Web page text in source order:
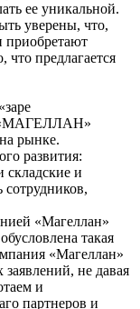
ее уникальной.
уверены, что,
предлагается
«МАГЕЛЛАН»
рынке.
развития:
складские и
«Магеллан»
такая
«Магеллан»
не давая
и
партнеров и